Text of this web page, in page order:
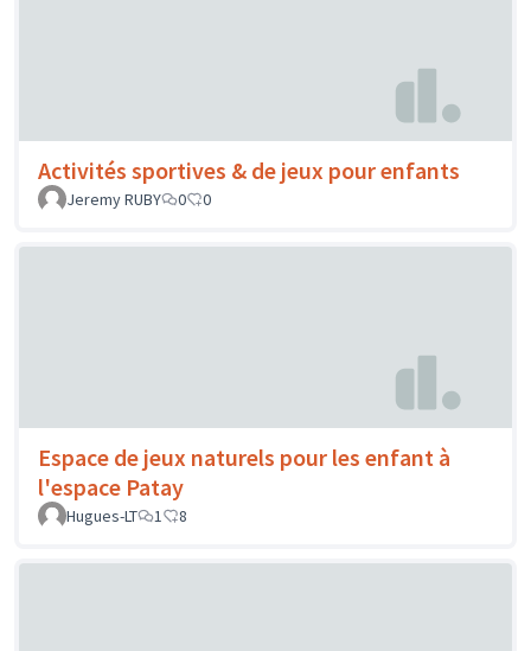
Activités sportives & de jeux pour enfants
Jeremy RUBY 0 0
Espace de jeux naturels pour les enfant à
l'espace Patay
Hugues-LT 1 8